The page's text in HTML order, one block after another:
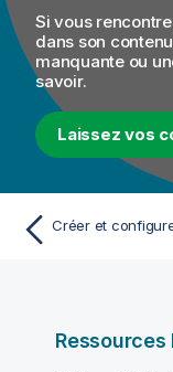
Si vous
dans son
manquante ou
savoir.
Laissez vos
Créer et